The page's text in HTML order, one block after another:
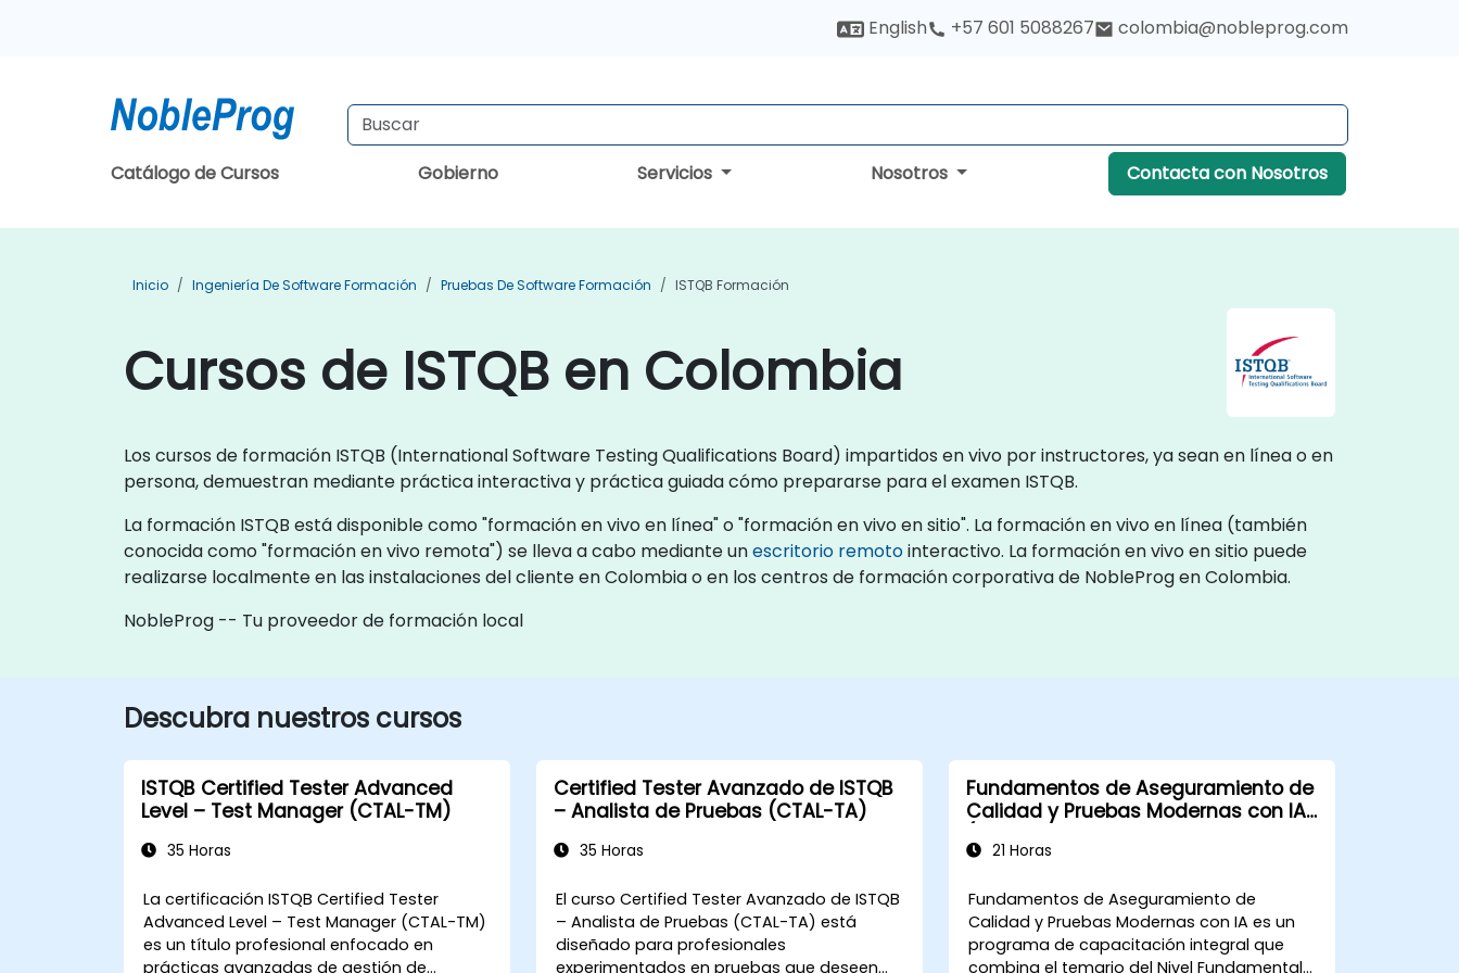
English +57 601 5088267 colombia@nobleprog.com
Catálogo de Cursos Gobierno Servicios Nosotros Contacta con Nosotros
Inicio Ingeniería De Software Formación Pruebas De Software Formación ISTQB Formación
Cursos de ISTQB en Colombia
Los cursos de formación ISTQB (International Software Testing Qualifications Board) impartidos en vivo por instructores, ya sean en línea o en
persona, demuestran mediante práctica interactiva y práctica guiada cómo prepararse para el examen ISTQB.
La formación ISTQB está disponible como "formación en vivo en línea" o "formación en vivo en sitio". La formación en vivo en línea (también
conocida como "formación en vivo remota") se lleva a cabo mediante unescritorio remotointeractivo. La formación en vivo en sitio puede
realizarse localmente en las instalaciones del cliente en Colombia o en los centros de formación corporativa de NobleProg en Colombia.
NobleProg -- Tu proveedor de formación local
Descubra nuestros cursos
ISTQB Certified Tester Advanced
Level – Test Manager (CTAL-TM)
35 Horas
La certificación ISTQB Certified Tester
Advanced Level – Test Manager (CTAL-TM)
es un título profesional enfocado en
prácticas avanzadas de gestión de
Certified Tester Avanzado de ISTQB
– Analista de Pruebas (CTAL-TA)
35 Horas
El curso Certified Tester Avanzado de ISTQB
– Analista de Pruebas (CTAL-TA) está
diseñado para profesionales
experimentados en pruebas que deseen
Fundamentos de Aseguramiento de
Calidad y Pruebas Modernas con IA
ISTQB)
21 Horas
Fundamentos de Aseguramiento de
Calidad y Pruebas Modernas con IA es un
programa de capacitación integral que
combina el temario del Nivel Fundamental